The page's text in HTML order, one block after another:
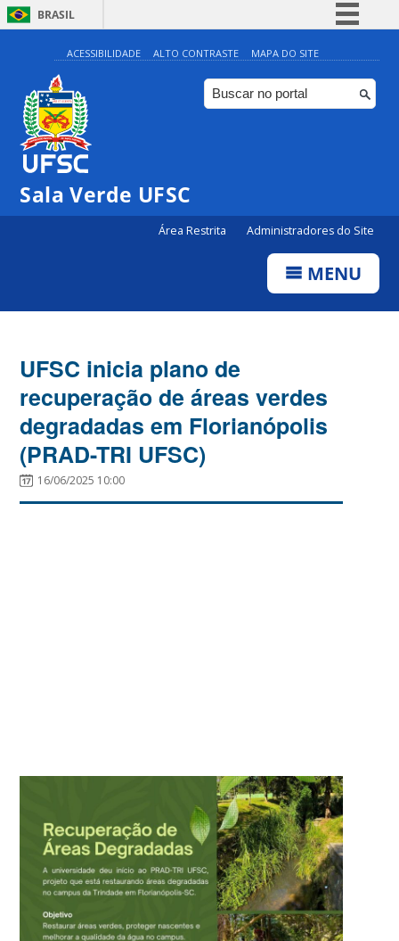
BRASIL
Simplifique!
Comunica BR
Participe
ACESSIBILIDADE ALTO CONTRASTE MAPA DO SITE
Sala Verde UFSC
Área Restrita Administradores do Site
MENU
UFSC inicia plano de
recuperação de áreas verdes
degradadas em Florianópolis
(PRAD-TRI UFSC)
16/06/2025 10:00